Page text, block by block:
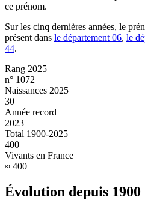
ce prénom.
Sur les cinq dernières années, le
présent dans le département 06, le
44.
Rang 2025
n° 1072
Naissances 2025
30
Année record
2023
Total 1900-2025
400
Vivants en France
≈ 400
Évolution depuis 1900